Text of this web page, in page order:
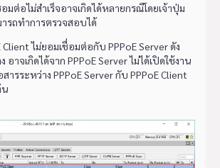
มต่อไม่สำเร็จอาจเกิดได้หลายกรณีโดยเจ้าปุ่ม
ารถทำการตรวจสอบได้
Client ไม่ยอมเชื่อมต่อกับ PPPoE Server ดัง
อาจเกิดได้จาก PPPoE Server ไม่ได้เปิดใช้งาน
ารระหว่าง PPPoE Server กับ PPPoE Client
น